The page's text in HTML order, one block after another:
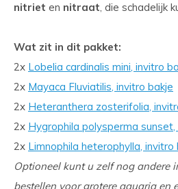
nitriet en nitraat, die schadelijk
Wat zit in dit pakket:
2x Lobelia cardinalis mini, invitro
2x Mayaca Fluviatilis, invitro bakje
2x Heteranthera zosterifolia,
2x Hygrophila polysperma sunset,
2x Limnophila heterophylla, invitro
Optioneel kunt u zelf nog andere
bestellen voor grotere aquaria en